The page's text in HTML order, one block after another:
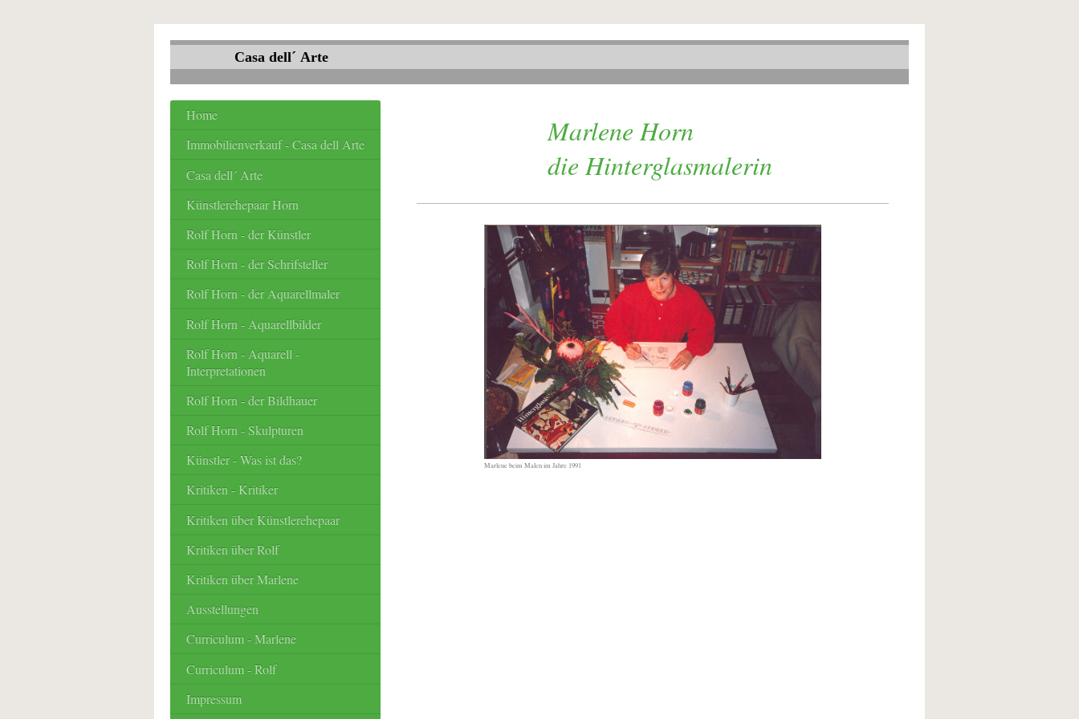
Casa dell´ Arte
Marlene Horn
die Hinterglasmalerin
Marlene beim Malen im Jahre 1991
Home
Immobilienverkauf - Casa dell Arte
Casa dell´ Arte
Künstlerehepaar Horn
Rolf Horn - der Künstler
Rolf Horn - der Schrifsteller
Rolf Horn - der Aquarellmaler
Rolf Horn - Aquarellbilder
Rolf Horn - Aquarell -
Interpretationen
Rolf Horn - der Bildhauer
Rolf Horn - Skulpturen
Künstler - Was ist das?
Kritiken - Kritiker
Kritiken über Künstlerehepaar
Kritiken über Rolf
Kritiken über Marlene
Ausstellungen
Curriculum - Marlene
Curriculum - Rolf
Impressum